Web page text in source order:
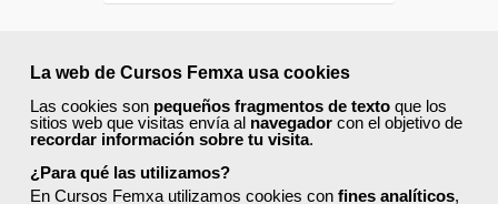
La web de Cursos Femxa usa cookies
Las cookies son pequeños fragmentos de texto que los
sitios web que visitas envía al navegador con el objetivo de
recordar información sobre tu visita.
¿Para qué las utilizamos?
En Cursos Femxa utilizamos cookies con fines analíticos,
ONLINE